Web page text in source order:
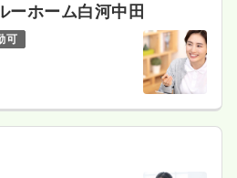
ーホーム白河中田
可